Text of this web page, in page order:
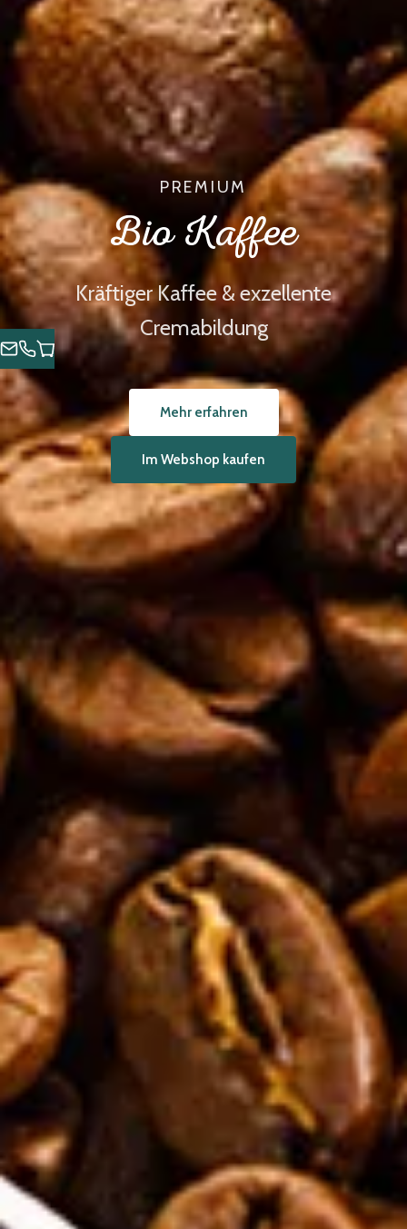
PREMIUM
Bio Kaffee
Kräftiger Kaffee & exzellente
Cremabildung
Mehr erfahren
Im Webshop kaufen